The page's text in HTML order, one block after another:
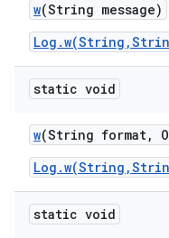
w(String message)
static void
w(String format,
static void